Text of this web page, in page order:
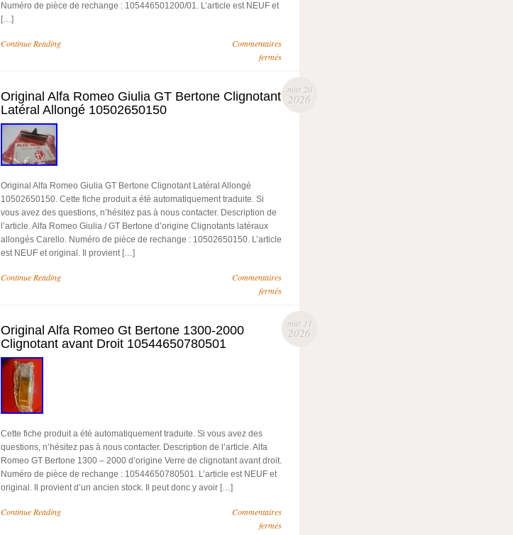
Numéro de pièce de rechange : 105446501200/01. L’article est NEUF et
[…]
Continue Reading
Commentaires
fermés
mar 20
2026
Original Alfa Romeo Giulia GT Bertone Clignotant
Latéral Allongé 10502650150
Original Alfa Romeo Giulia GT Bertone Clignotant Latéral Allongé
10502650150. Cette fiche produit a été automatiquement traduite. Si
vous avez des questions, n’hésitez pas à nous contacter. Description de
l’article. Alfa Romeo Giulia / GT Bertone d’origine Clignotants latéraux
allongés Carello. Numéro de pièce de rechange : 10502650150. L’article
est NEUF et original. Il provient […]
Continue Reading
Commentaires
fermés
mar 11
2026
Original Alfa Romeo Gt Bertone 1300-2000
Clignotant avant Droit 10544650780501
Cette fiche produit a été automatiquement traduite. Si vous avez des
questions, n’hésitez pas à nous contacter. Description de l’article. Alfa
Romeo GT Bertone 1300 – 2000 d’origine Verre de clignotant avant droit.
Numéro de pièce de rechange : 10544650780501. L’article est NEUF et
original. Il provient d’un ancien stock. Il peut donc y avoir […]
Continue Reading
Commentaires
fermés